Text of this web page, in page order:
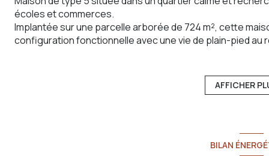
écoles et commerces.
Implantée sur une parcelle arborée de 724 m², cette
configuration fonctionnelle avec une vie de plain-pied au
La maison dispose également d’un sous-sol complet
À l’extérieur, vous profiterez d’une terrasse couverte
AFFICHER
BILAN